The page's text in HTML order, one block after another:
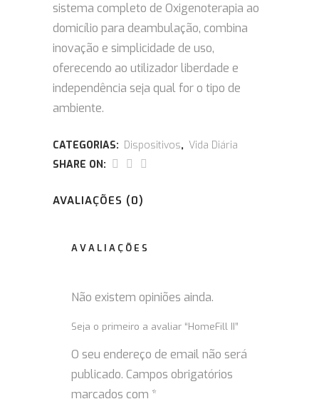
sistema completo de Oxigenoterapia ao
domicílio para deambulação, combina
inovação e simplicidade de uso,
oferecendo ao utilizador liberdade e
independência seja qual for o tipo de
ambiente.
CATEGORIAS: Dispositivos, Vida Diária
SHARE ON:
AVALIAÇÕES (0)
AVALIAÇÕES
Não existem opiniões ainda.
Seja o primeiro a avaliar “HomeFill II”
O seu endereço de email não será
publicado. Campos obrigatórios
marcados com *